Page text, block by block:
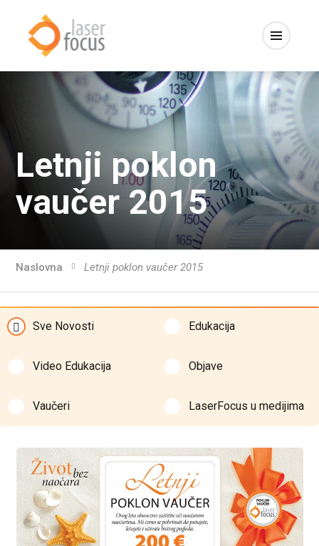
Letnji poklon
vaučer 2015
Naslovna Letnji poklon vaučer 2015
Sve Novosti Edukacija
Video Edukacija Objave
Vaučeri LaserFocus u medijima